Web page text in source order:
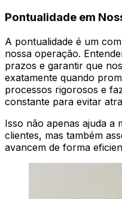
Pontualidade em
A pontualidade é um
nossa operação.
prazos e garantir que
exatamente quando
processos rigorosos e
constante para evitar
Isso não apenas ajuda a
clientes, mas também
avancem de forma